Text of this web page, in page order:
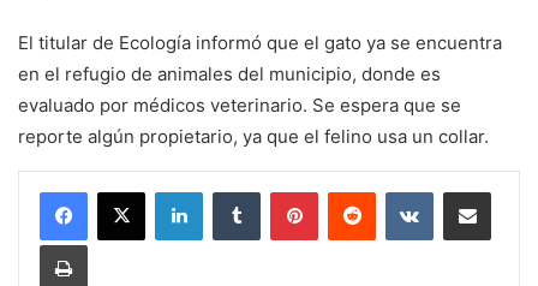
El titular de Ecología informó que el gato ya se encuentra
en el refugio de animales del municipio, donde es
evaluado por médicos veterinario. Se espera que se
reporte algún propietario, ya que el felino usa un collar.
LinkedInTumblr PinterestReddit VKontakteShare via Email
Print